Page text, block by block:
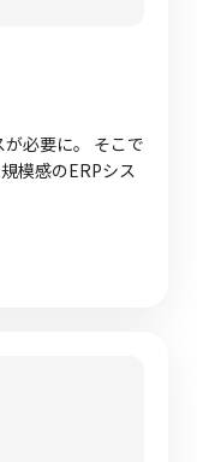
必要に。 そこで
模感のERPシス